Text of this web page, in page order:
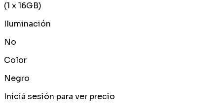
(1 x 16GB)
Iluminación
No
Color
Negro
Iniciá sesión para ver precio